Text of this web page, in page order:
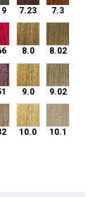
7.23 7.3
8.0
8.0
8.02
8.02
9.0
9.0
9.02
9.02
10.0
10.0
10.1
10.1